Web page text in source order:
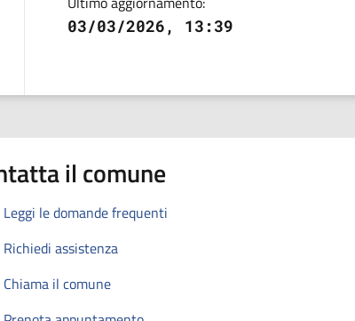
03/03/2026, 13:39
il comune
Leggi le domande frequenti
Richiedi assistenza
Chiama il comune